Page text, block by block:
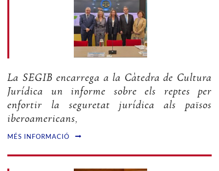
La SEGIB encarrega a la Càtedra de Cultura
Jurídica un informe sobre els reptes per
enfortir la seguretat jurídica als països
iberoamericans,
MÉS INFORMACIÓ